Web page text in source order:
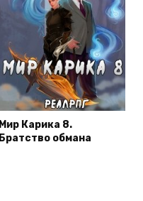
Мир Карика 8.
Братство обмана